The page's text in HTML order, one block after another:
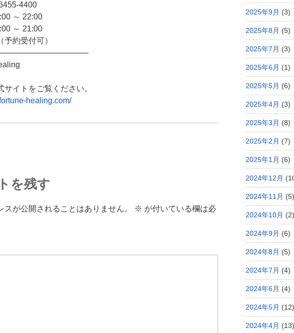
4400
～ 22:00
～ 21:00
予約受付可）
サイトをご覧ください。
healing.com/
を残す
スが公開されることはありません。 ※ が付いている欄は必
2025年9月 (3)
2025年8月 (5)
2025年7月 (3)
2025年6月 (1)
2025年5月 (6)
2025年4月 (3)
2025年3月 (8)
2025年2月 (7)
2025年1月 (6)
2024年12月
2024年11月 (5)
2024年10月 (2)
2024年9月 (6)
2024年8月 (5)
2024年7月 (4)
2024年6月 (4)
2024年5月 (12)
2024年4月 (13)